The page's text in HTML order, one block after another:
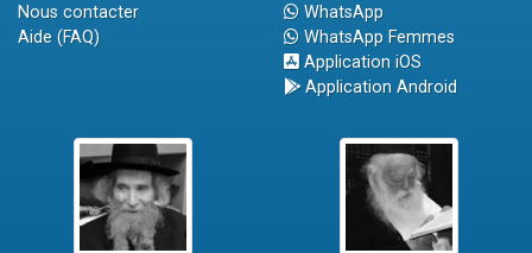
Nous contacter
Aide (FAQ)
WhatsApp
WhatsApp Femmes
Application iOS
Application Android